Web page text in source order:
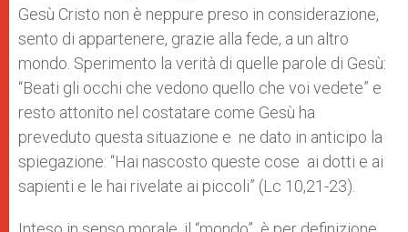
Gesù Cristo non è neppure preso in considerazione,
sento di appartenere, grazie alla fede, a un altro
mondo. Sperimento la verità di quelle parole di Gesù:
“Beati gli occhi che vedono quello che voi vedete” e
resto attonito nel costatare come Gesù ha
preveduto questa situazione e ne dato in anticipo la
spiegazione: “Hai nascosto queste cose ai dotti e ai
sapienti e le hai rivelate ai piccoli” (Lc 10,21-23).